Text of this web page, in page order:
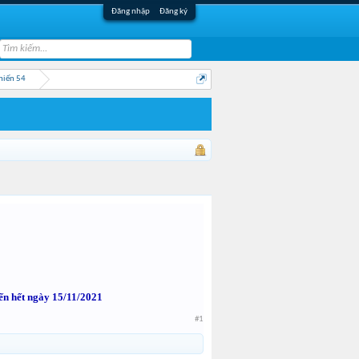
Đăng nhập Đăng ký
54
hết ngày 15/11/2021
#1